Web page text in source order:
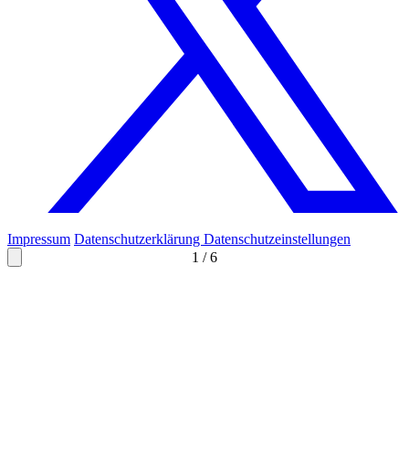
1 /6
Impressum Datenschutzerklärung Datenschutzeinstellungen